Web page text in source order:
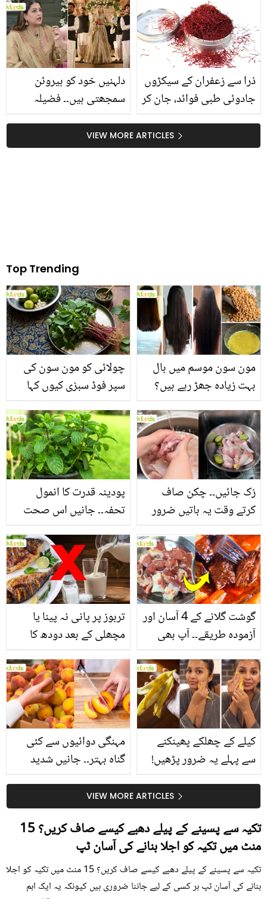
رکھ دی؟
ہیں کہ یہ پتے صحت اور
خوبصورتی میں اضافے کے
لئے بھی کس قدر مفید ہیں
جانیں ان کے حیرت انگیز
فوائد
دلہنیں خود کو ہیروئن
سمجھتی ہیں۔۔ فضیلہ
کو عقل کا پاٹ پڑھاتے ہوئے
کیا باتیں سنائیں؟
ذرا سے زعفران کے سیکڑوں
جادوئی طبی فوائد، جان کر
جانیں اچھی صحت کے لیے
بہترین نسخہ
VIEW MORE ARTICLES
Top Trending
چولائی کو مون سون کی
سپر فوڈ سبزی کیوں کہا
منرلز اور اینٹی آکسیڈنٹس
سے بھرپور اس سبزی کے
فائدے
مون سون موسم میں بال
بہت زیادہ جھڑ رہے ہیں؟
بنانے کے چند قدرتی طریقے
پودینہ قدرت کا انمول
تحفہ۔۔ جانیں اس صحت
انگیز طبی فوائد
رُک جائیں۔۔ چکن صاف
کرتے وقت یہ باتیں ضرور
تربوز پر پانی نہ پینا یا
مچھلی کے بعد دودھ کا
سے متعلق غلط فہمیوں کی
حقیقت کیا ہے اور افواہ
کیا؟
گوشت گلانے کے 4 آسان اور
آزمودہ طریقے۔۔ آپ بھی
بتائے راز
مہنگی دوائیوں سے کئی
گناہ بہتر۔۔ جانیں شدید
کیوں کھانا چاہیے؟
کیلے کے چھلکے پھینکنے
سے پہلے یہ ضرور پڑھیں!
سستا اور قدرتی حلVIEW MORE ARTICLES
تکیہ سے پسینے کے پیلے دھبے کیسے صاف کریں؟ 15
منٹ میں تکیہ کو اجلا بنانے کی آسان ٹپ
تکیہ سے پسینے کے پیلے دھبے کیسے صاف کریں؟ 15 منٹ میں تکیہ کو اجلا
بنانے کی آسان ٹپ ہر کسی کے لیے جاننا ضروری ہیں کیونکہ یہ ایک اہم